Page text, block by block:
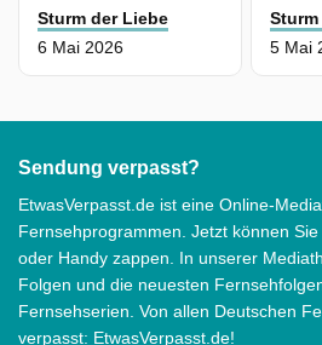
Sturm der Liebe
6 Mai 2026
5 Mai
Sendung verpasst?
EtwasVerpasst.de ist eine Online-
Fernsehprogrammen. Jetzt können
oder Handy zappen. In unserer
Folgen und die neuesten
Fernsehserien. Von allen Deutschen
verpasst: EtwasVerpasst.de!